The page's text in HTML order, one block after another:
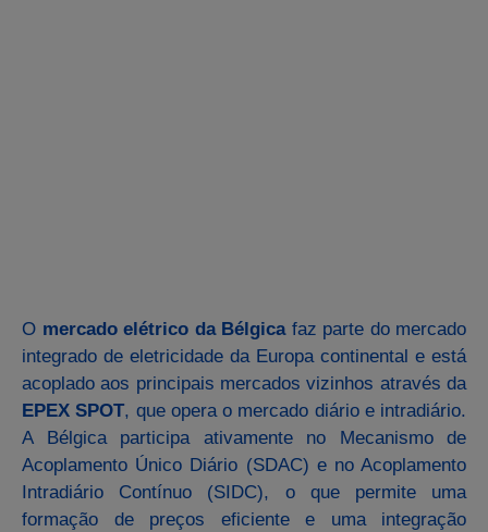
O mercado elétrico da Bélgicafaz parte do mercado
integrado de eletricidade da Europa continental e está
acoplado aos principais mercados vizinhos através da
EPEX SPOT, que opera o mercado diário e intradiário.
A Bélgica participa ativamente no Mecanismo de
Acoplamento Único Diário (SDAC) e no Acoplamento
Intradiário Contínuo (SIDC), o que permite uma
formação de preços eficiente e uma integração